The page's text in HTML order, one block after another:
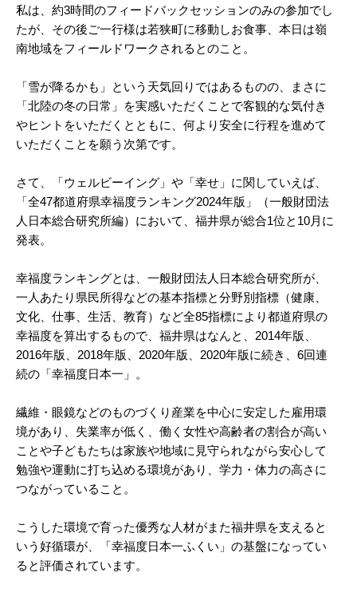
私は、約3時間のフィードバックセッションのみの参加でし
たが、その後ご一行様は若狭町に移動しお食事、本日は嶺
南地域をフィールドワークされるとのこと。
「雪が降るかも」という天気回りではあるものの、まさに
「北陸の冬の日常」を実感いただくことで客観的な気付き
やヒントをいただくとともに、何より安全に行程を進めて
いただくことを願う次第です。
さて、「ウェルビーイング」や「幸せ」に関していえば、
「全47都道府県幸福度ランキング2024年版」（一般財団法
人日本総合研究所編）において、福井県が総合1位と10月に
発表。
幸福度ランキングとは、一般財団法人日本総合研究所が、
一人あたり県民所得などの基本指標と分野別指標（健康、
文化、仕事、生活、教育）など全85指標により都道府県の
幸福度を算出するもので、福井県はなんと、2014年版、
2016年版、2018年版、2020年版、2020年版に続き、6回連
続の「幸福度日本一」。
繊維・眼鏡などのものづくり産業を中心に安定した雇用環
境があり、失業率が低く、働く女性や高齢者の割合が高い
ことや子どもたちは家族や地域に見守られながら安心して
勉強や運動に打ち込める環境があり、学力・体力の高さに
つながっていること。
こうした環境で育った優秀な人材がまた福井県を支えると
いう好循環が、「幸福度日本一ふくい」の基盤になってい
ると評価されています。